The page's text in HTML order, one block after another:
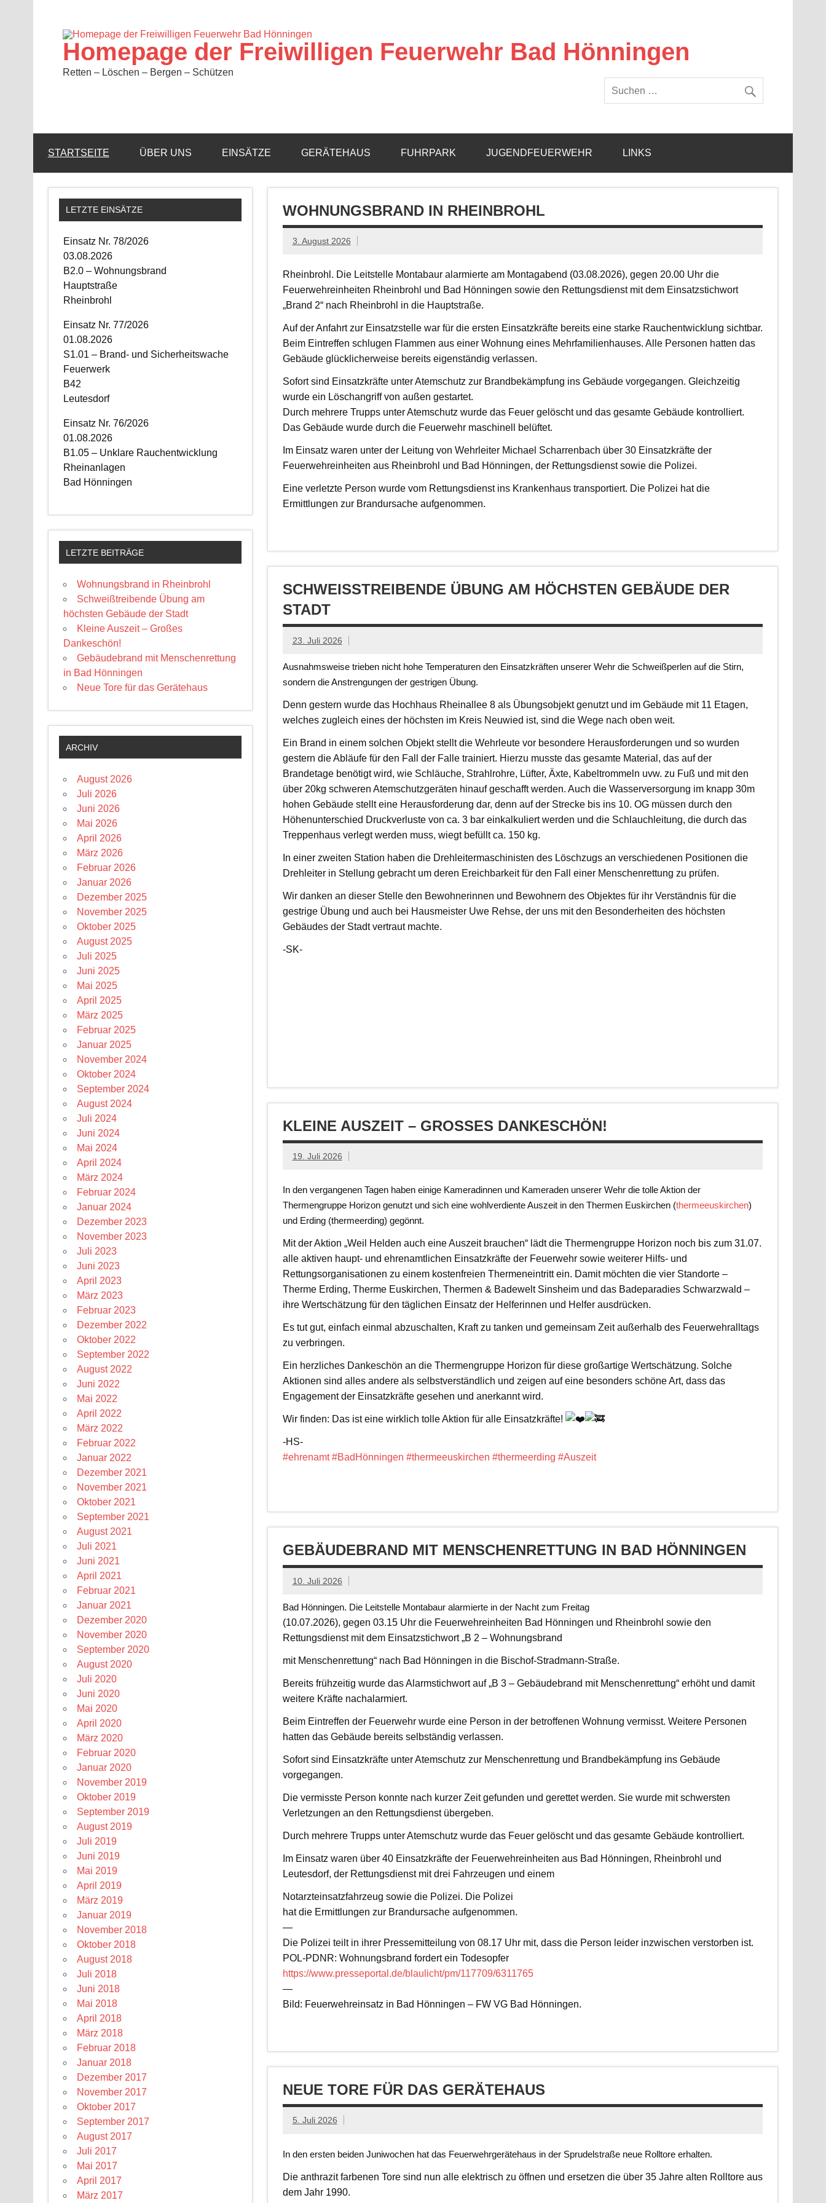
Homepage der Freiwilligen Feuerwehr Bad Hönningen
Retten – Löschen – Bergen – Schützen
STARTSEITE ÜBER UNS EINSÄTZE GERÄTEHAUS FUHRPARK JUGENDFEUERWEHR LINKS
WOHNUNGSBRAND IN RHEINBROHL
3. August 2026
Rheinbrohl. Die Leitstelle Montabaur alarmierte am Montagabend (03.08.2026), gegen 20.00 Uhr die
Feuerwehreinheiten Rheinbrohl und Bad Hönningen sowie den Rettungsdienst mit dem Einsatzstichwort
„Brand 2“ nach Rheinbrohl in die Hauptstraße.
Auf der Anfahrt zur Einsatzstelle war für die ersten Einsatzkräfte bereits eine starke Rauchentwicklung sichtbar.
Beim Eintreffen schlugen Flammen aus einer Wohnung eines Mehrfamilienhauses. Alle Personen hatten das
Gebäude glücklicherweise bereits eigenständig verlassen.
Sofort sind Einsatzkräfte unter Atemschutz zur Brandbekämpfung ins Gebäude vorgegangen. Gleichzeitig
wurde ein Löschangriff von außen gestartet.
Durch mehrere Trupps unter Atemschutz wurde das Feuer gelöscht und das gesamte Gebäude kontrolliert.
Das Gebäude wurde durch die Feuerwehr maschinell belüftet.
Im Einsatz waren unter der Leitung von Wehrleiter Michael Scharrenbach über 30 Einsatzkräfte der
Feuerwehreinheiten aus Rheinbrohl und Bad Hönningen, der Rettungsdienst sowie die Polizei.
Eine verletzte Person wurde vom Rettungsdienst ins Krankenhaus transportiert. Die Polizei hat die
Ermittlungen zur Brandursache aufgenommen.
SCHWEISSTREIBENDE ÜBUNG AM HÖCHSTEN GEBÄUDE DER S
TADT
23. Juli 2026
Ausnahmsweise trieben nicht hohe Temperaturen den Einsatzkräften unserer Wehr die Schweißperlen auf die Stirn,
sondern die Anstrengungen der gestrigen Übung.
Denn gestern wurde das Hochhaus Rheinallee 8 als Übungsobjekt genutzt und im Gebäude mit 11 Etagen,
welches zugleich eines der höchsten im Kreis Neuwied ist, sind die Wege nach oben weit.
Ein Brand in einem solchen Objekt stellt die Wehrleute vor besondere Herausforderungen und so wurden
gestern die Abläufe für den Fall der Falle trainiert. Hierzu musste das gesamte Material, das auf der
Brandetage benötigt wird, wie Schläuche, Strahlrohre, Lüfter, Äxte, Kabeltrommeln uvw. zu Fuß und mit den
über 20kg schweren Atemschutzgeräten hinauf geschafft werden. Auch die Wasserversorgung im knapp 30m
hohen Gebäude stellt eine Herausforderung dar, denn auf der Strecke bis ins 10. OG müssen durch den
Höhenunterschied Druckverluste von ca. 3 bar einkalkuliert werden und die Schlauchleitung, die durch das
Treppenhaus verlegt werden muss, wiegt befüllt ca. 150 kg.
In einer zweiten Station haben die Drehleitermaschinisten des Löschzugs an verschiedenen Positionen die
Drehleiter in Stellung gebracht um deren Ereichbarkeit für den Fall einer Menschenrettung zu prüfen.
Wir danken an dieser Stelle den Bewohnerinnen und Bewohnern des Objektes für ihr Verständnis für die
gestrige Übung und auch bei Hausmeister Uwe Rehse, der uns mit den Besonderheiten des höchsten
Gebäudes der Stadt vertraut machte.
-SK-
KLEINE AUSZEIT – GROSSES DANKESCHÖN!
19. Juli 2026
In den vergangenen Tagen haben einige Kameradinnen und Kameraden unserer Wehr die tolle Aktion der
Thermengruppe Horizon genutzt und sich eine wohlverdiente Auszeit in den Thermen Euskirchen (thermeeuskirchen)
und Erding (thermeerding) gegönnt.
Mit der Aktion „Weil Helden auch eine Auszeit brauchen“ lädt die Thermengruppe Horizon noch bis zum 31.07.
alle aktiven haupt- und ehrenamtlichen Einsatzkräfte der Feuerwehr sowie weiterer Hilfs- und
Rettungsorganisationen zu einem kostenfreien Thermeneintritt ein. Damit möchten die vier Standorte –
Therme Erding, Therme Euskirchen, Thermen & Badewelt Sinsheim und das Badeparadies Schwarzwald –
ihre Wertschätzung für den täglichen Einsatz der Helferinnen und Helfer ausdrücken.
Es tut gut, einfach einmal abzuschalten, Kraft zu tanken und gemeinsam Zeit außerhalb des Feuerwehralltags
zu verbringen.
Ein herzliches Dankeschön an die Thermengruppe Horizon für diese großartige Wertschätzung. Solche
Aktionen sind alles andere als selbstverständlich und zeigen auf eine besonders schöne Art, dass das
Engagement der Einsatzkräfte gesehen und anerkannt wird.
Wir finden: Das ist eine wirklich tolle Aktion für alle Einsatzkräfte!
-HS-
#ehrenamt #BadHönningen #thermeeuskirchen #thermeerding #Auszeit
GEBÄUDEBRAND MIT MENSCHENRETTUNG IN BAD HÖNNINGEN
10. Juli 2026
Bad Hönningen. Die Leitstelle Montabaur alarmierte in der Nacht zum Freitag
(10.07.2026), gegen 03.15 Uhr die Feuerwehreinheiten Bad Hönningen und Rheinbrohl sowie den
Rettungsdienst mit dem Einsatzstichwort „B 2 – Wohnungsbrand
mit Menschenrettung“ nach Bad Hönningen in die Bischof-Stradmann-Straße.
Bereits frühzeitig wurde das Alarmstichwort auf „B 3 – Gebäudebrand mit Menschenrettung“ erhöht und damit
weitere Kräfte nachalarmiert.
Beim Eintreffen der Feuerwehr wurde eine Person in der betroffenen Wohnung vermisst. Weitere Personen
hatten das Gebäude bereits selbständig verlassen.
Sofort sind Einsatzkräfte unter Atemschutz zur Menschenrettung und Brandbekämpfung ins Gebäude
vorgegangen.
Die vermisste Person konnte nach kurzer Zeit gefunden und gerettet werden. Sie wurde mit schwersten
Verletzungen an den Rettungsdienst übergeben.
Durch mehrere Trupps unter Atemschutz wurde das Feuer gelöscht und das gesamte Gebäude kontrolliert.
Im Einsatz waren über 40 Einsatzkräfte der Feuerwehreinheiten aus Bad Hönningen, Rheinbrohl und
Leutesdorf, der Rettungsdienst mit drei Fahrzeugen und einem
Notarzteinsatzfahrzeug sowie die Polizei. Die Polizei
hat die Ermittlungen zur Brandursache aufgenommen.
—
Die Polizei teilt in ihrer Pressemitteilung von 08.17 Uhr mit, dass die Person leider inzwischen verstorben ist.
POL-PDNR: Wohnungsbrand fordert ein Todesopfer
https://www.presseportal.de/blaulicht/pm/117709/6311765
—
Bild: Feuerwehreinsatz in Bad Hönningen – FW VG Bad Hönningen.
NEUE TORE FÜR DAS GERÄTEHAUS
5. Juli 2026
In den ersten beiden Juniwochen hat das Feuerwehrgerätehaus in der Sprudelstraße neue Rolltore erhalten.
Die anthrazit farbenen Tore sind nun alle elektrisch zu öffnen und ersetzen die über 35 Jahre alten Rolltore aus
dem Jahr 1990.
LETZTE EINSÄTZE
Einsatz Nr. 78/2026
03.08.2026
B2.0 – Wohnungsbrand
Hauptstraße
Rheinbrohl
Einsatz Nr. 77/2026
01.08.2026
S1.01 – Brand- und Sicherheitswache
Feuerwerk
B42
Leutesdorf
Einsatz Nr. 76/2026
01.08.2026
B1.05 – Unklare Rauchentwicklung
Rheinanlagen
Bad Hönningen
LETZTE BEITRÄGE
Wohnungsbrand in Rheinbrohl
Schweißtreibende Übung am
höchsten Gebäude der Stadt
Kleine Auszeit – Großes
Dankeschön!
Gebäudebrand mit Menschenrettung
in Bad Hönningen
Neue Tore für das Gerätehaus
ARCHIV
August 2026
Juli 2026
Juni 2026
Mai 2026
April 2026
März 2026
Februar 2026
Januar 2026
Dezember 2025
November 2025
Oktober 2025
August 2025
Juli 2025
Juni 2025
Mai 2025
April 2025
März 2025
Februar 2025
Januar 2025
November 2024
Oktober 2024
September 2024
August 2024
Juli 2024
Juni 2024
Mai 2024
April 2024
März 2024
Februar 2024
Januar 2024
Dezember 2023
November 2023
Juli 2023
Juni 2023
April 2023
März 2023
Februar 2023
Dezember 2022
Oktober 2022
September 2022
August 2022
Juni 2022
Mai 2022
April 2022
März 2022
Februar 2022
Januar 2022
Dezember 2021
November 2021
Oktober 2021
September 2021
August 2021
Juli 2021
Juni 2021
April 2021
Februar 2021
Januar 2021
Dezember 2020
November 2020
September 2020
August 2020
Juli 2020
Juni 2020
Mai 2020
April 2020
März 2020
Februar 2020
Januar 2020
November 2019
Oktober 2019
September 2019
August 2019
Juli 2019
Juni 2019
Mai 2019
April 2019
März 2019
Januar 2019
November 2018
Oktober 2018
August 2018
Juli 2018
Juni 2018
Mai 2018
April 2018
März 2018
Februar 2018
Januar 2018
Dezember 2017
November 2017
Oktober 2017
September 2017
August 2017
Juli 2017
Mai 2017
April 2017
März 2017